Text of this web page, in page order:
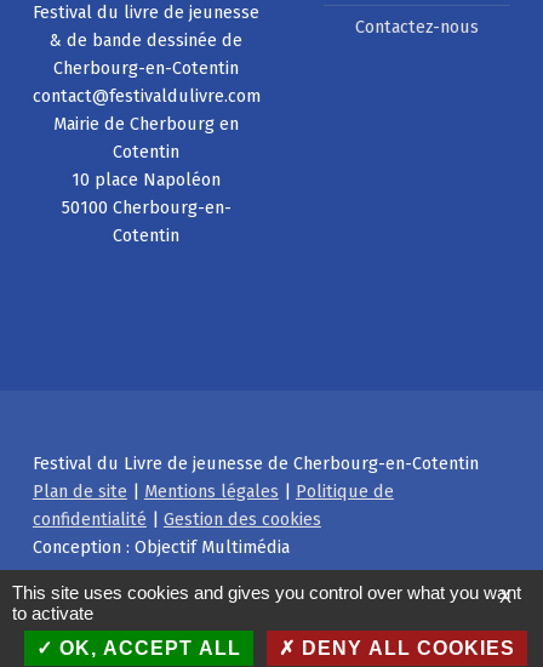
Festival du livre de jeunesse
& de bande dessinée de
Cherbourg-en-Cotentin
contact@festivaldulivre.com
Mairie de Cherbourg en
Cotentin
10 place Napoléon
50100 Cherbourg-en-
Cotentin
Contactez-nous
Festival du Livre de jeunesse de Cherbourg-en-Cotentin
Plan de site
Mentions légales
Politique de
confidentialité
Gestion des cookies
Conception : Objectif Multimédia
Facebook
Instagram
Back to top ↑ X
This site uses cookies and gives you control over what you want
to activate
OK, ACCEPT ALL
DENY ALL COOKIES